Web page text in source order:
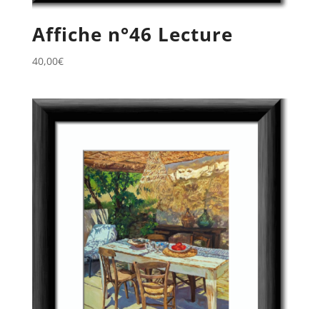
Affiche n°46 Lecture
40,00€